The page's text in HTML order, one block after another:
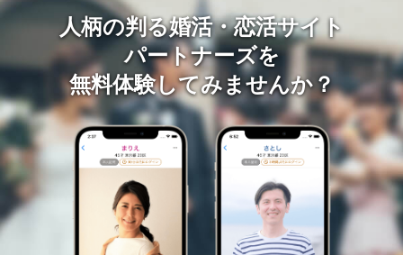
人柄の判る婚活・恋活サイト
パートナーズを
無料体験してみませんか？